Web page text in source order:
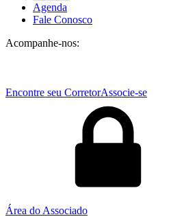
Agenda
Fale Conosco
Acompanhe-nos:
Encontre seu CorretorAssocie-se
Área do Associado